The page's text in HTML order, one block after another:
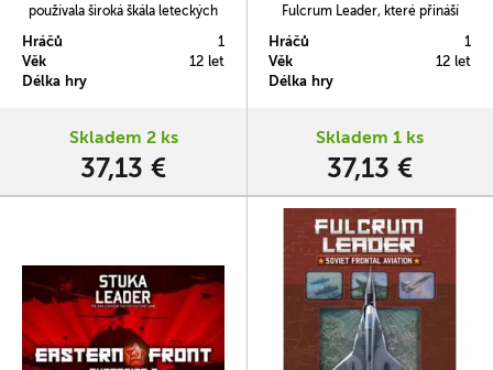
používala široká škála leteckých
mělo k letecké obraně svůj
přístup. Warsaw Pact 1 je
rozšíření ke hře Fulcrum Leader,
střední skupiny vojsk Varšavské
Německa, Polska a…
Hráčů
1
Věk
12 let
Délka hry
Skladem 2 ks
37,13 €
Fulcrum Leader, které přináší
interceptory sovětských
protivzdušných sil, které byly
vytvořeny pro případ vniku
bombardérů či průzkumných
jedinečnou bojovou platformu,
Hráčů
1
Věk
12 let
Délka hry
Skladem 1 ks
37,13 €